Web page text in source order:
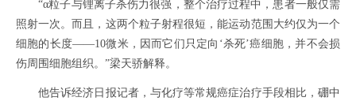
“α粒子与锂离子杀伤力很强，整个治疗过程中，患者一般仅需
照射一次。而且，这两个粒子射程很短，能运动范围大约仅为一个
细胞的长度——10微米，因而它们只定向‘杀死’癌细胞，并不会损
伤周围细胞组织。”梁天骄解释。
他告诉经济日报记者，与化疗等常规癌症治疗手段相比，硼中